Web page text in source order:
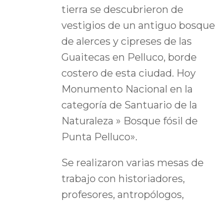
tierra se descubrieron de
vestigios de un antiguo bosque
de alerces y cipreses de las
Guaitecas en Pelluco, borde
costero de esta ciudad. Hoy
Monumento Nacional en la
categoría de Santuario de la
Naturaleza » Bosque fósil de
Punta Pelluco».
Se realizaron varias mesas de
trabajo con historiadores,
profesores, antropólogos,